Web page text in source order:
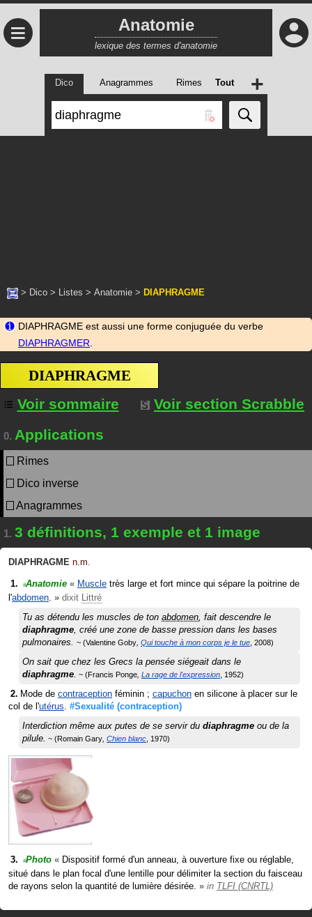
≡ Anatomie
lexique des termes d'anatomie
Dico Anagrammes Rimes Tout +
> Dico > Listes > Anatomie > DIAPHRAGME
DIAPHRAGME est aussi une forme conjuguée du verbe
DIAPHRAGMER
DIAPHRAGME
Voir sommaire
Voir section Scrabble
0. Applications
Rimes
Dico inverse
Anagrammes
1. 3 définitions, 1 exemple et 1 image
DIAPHRAGME n.m.
#Anatomie « Muscle très large et fort mince qui sépare la poitrine de
l'abdomen. » dixit Littré
Tu as détendu les muscles de ton abdomen, fait descendre le
diaphragme, créé une zone de basse pression dans les bases
pulmonaires.
Valentine Goby Qui touche à mon corps je le tue 2008
On sait que chez les Grecs la pensée siégeait dans le
diaphragme. Francis Ponge La rage de l'expression 1952
Mode de contraception féminin ; capuchon en silicone à placer sur le
col de l'utérus. #Sexualité (contraception)
Interdiction même aux putes de se servir du diaphragme ou de la
pilule.
Romain Gary Chien blanc 1970
#Photo « Dispositif formé d'un anneau, à ouverture fixe ou réglable,
situé dans le plan focal d'une lentille pour délimiter la section du faisceau
de rayons selon la quantité de lumière désirée. » in TLFI (CNRTL)